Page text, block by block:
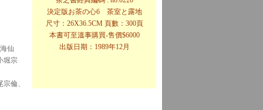
仙
堀宗
倫、
決定版お茶の心6 茶室と露地
尺寸：26X36.5CM 頁數：300頁
本書可至溫事購買-售價$6000
出版日期：1989年12月